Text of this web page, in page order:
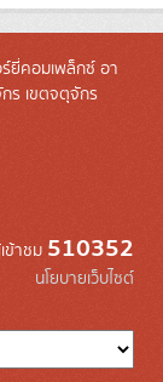
ยี่คอมเพล็กซ์ อา
ร เขตจตุจักร
ข้าชม 510352
นโยบายเว็บไซต์